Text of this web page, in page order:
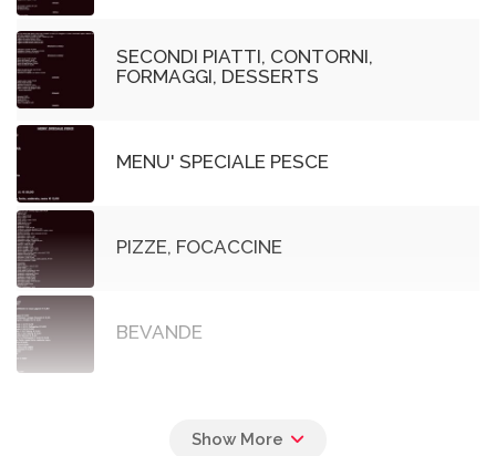
SECONDI PIATTI, CONTORNI,
FORMAGGI, DESSERTS
MENU' SPECIALE PESCE
PIZZE, FOCACCINE
BEVANDE